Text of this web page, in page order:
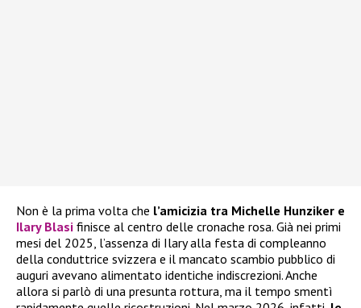
Non è la prima volta che l’amicizia tra Michelle Hunziker e
Ilary Blasi finisce al centro delle cronache rosa. Già nei primi
mesi del 2025, l’assenza di Ilary alla festa di compleanno
della conduttrice svizzera e il mancato scambio pubblico di
auguri avevano alimentato identiche indiscrezioni. Anche
allora si parlò di una presunta rottura, ma il tempo smentì